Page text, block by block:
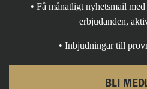
• Få månatligt nyhetsmail
erbjudanden,
• Inbjudningar till
BLI